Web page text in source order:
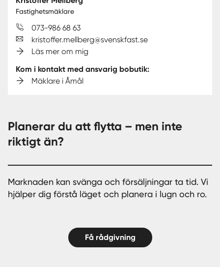
Fastighetsmäklare
073-986 68 63
kristoffer.mellberg@svenskfast.se
Läs mer om mig
Kom i kontakt med ansvarig bobutik:
Mäklare i Åmål
Planerar du att flytta – men inte
riktigt än?
Marknaden kan svänga och försäljningar ta tid. Vi
hjälper dig förstå läget och planera i lugn och ro.
Få rådgivning